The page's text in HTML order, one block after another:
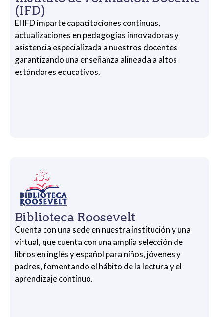
(IFD)
El IFD imparte capacitaciones continuas,
actualizaciones en pedagogías innovadoras y
asistencia especializada a nuestros docentes
garantizando una enseñanza alineada a altos
estándares educativos.
Biblioteca Roosevelt
Cuenta con una sede en nuestra institución y una
virtual, que cuenta con una amplia selección de
libros en inglés y español para niños, jóvenes y
padres, fomentando el hábito de la lectura y el
aprendizaje continuo.